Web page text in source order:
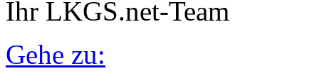
Ihr LKGS.net-Team
Gehe zu: